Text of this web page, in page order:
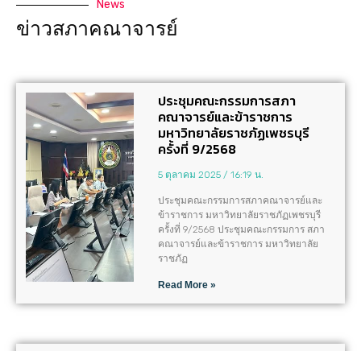
News
ข่าวสภาคณาจารย์
ประชุมคณะกรรมการสภา
คณาจารย์และข้าราชการ
มหาวิทยาลัยราชภัฏเพชรบุรี
ครั้งที่ 9/2568
5 ตุลาคม 2025 16:19 น.
ประชุมคณะกรรมการสภาคณาจารย์และ
ข้าราชการ มหาวิทยาลัยราชภัฏเพชรบุรี
ครั้งที่ 9/2568 ประชุมคณะกรรมการ สภา
คณาจารย์และข้าราชการ มหาวิทยาลัย
ราชภัฏ
Read More »